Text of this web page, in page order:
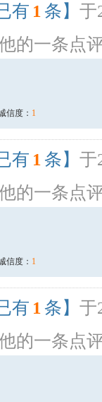
有 1 条】 于
的一条点
信度： 1
有 1 条】 于
的一条点
信度： 1
有 1 条】 于
的一条点